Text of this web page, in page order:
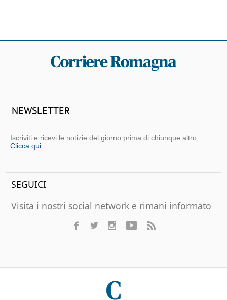
NEWSLETTER
Iscriviti e ricevi le notizie del giorno prima di chiunque altro
Clicca qui
SEGUICI
Visita i nostri social network e rimani informato